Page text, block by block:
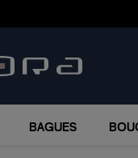
COLLIERS
BAGUES